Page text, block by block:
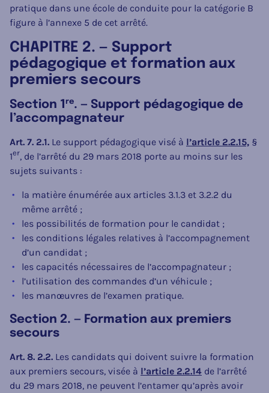
pratique dans une école de conduite pour la catégorie B
figure à l’annexe 5 de cet arrêté.
CHAPITRE 2. — Support
pédagogique et formation aux
premiers secours
Section 1 re. — Support pédagogique de
l’accompagnateur
Art. 7. 2.1. Le support pédagogique visé à l’article 2.2.15, §
1er, de l’arrêté du 29 mars 2018 porte au moins sur les
sujets suivants :
la matière énumérée aux articles 3.1.3 et 3.2.2 du
même arrêté ;
les possibilités de formation pour le candidat ;
les conditions légales relatives à l’accompagnement
d’un candidat ;
les capacités nécessaires de l’accompagnateur ;
l’utilisation des commandes d’un véhicule ;
les manœuvres de l’examen pratique.
Section 2. — Formation aux premiers
secours
Art. 8. 2.2. Les candidats qui doivent suivre la formation
aux premiers secours, visée à l’article 2.2.14 de l’arrêté
du 29 mars 2018, ne peuvent l’entamer qu’après avoir